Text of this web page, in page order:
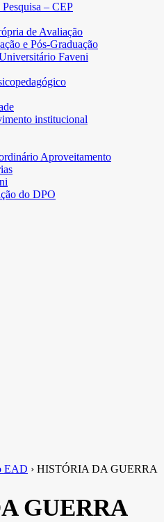
– CEP
de Avaliação
e Pós-Graduação
Faveni
institucional
Aproveitamento
do DPO
EAD › HISTÓRIA DA GUERRA
GUERRA